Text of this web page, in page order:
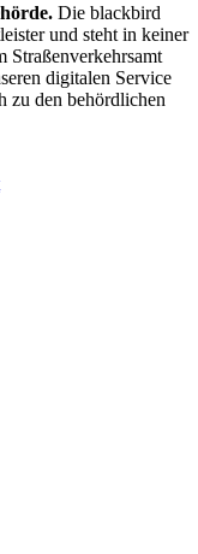
Die blackbird
und steht in keiner
Straßenverkehrsamt
digitalen Service
zu den behördlichen